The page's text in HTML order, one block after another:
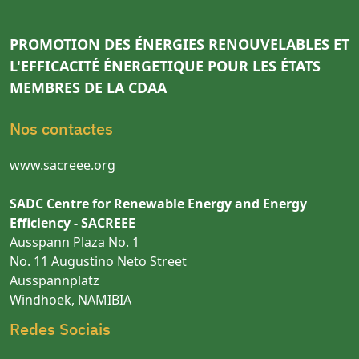
PROMOTION DES ÉNERGIES RENOUVELABLES ET
L'EFFICACITÉ ÉNERGETIQUE POUR LES ÉTATS
MEMBRES DE LA CDAA
Nos contactes
www.sacreee.org
SADC Centre for Renewable Energy and Energy
Efficiency - SACREEE
Ausspann Plaza No. 1
No. 11 Augustino Neto Street
Ausspannplatz
Windhoek, NAMIBIA
Redes Sociais